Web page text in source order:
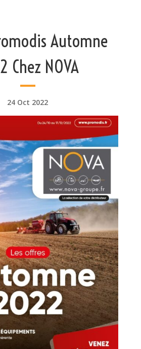
Automne
Chez NOVA
24 Oct 2022